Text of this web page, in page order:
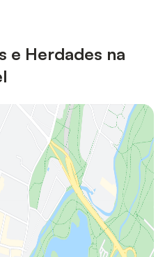
e Herdades na